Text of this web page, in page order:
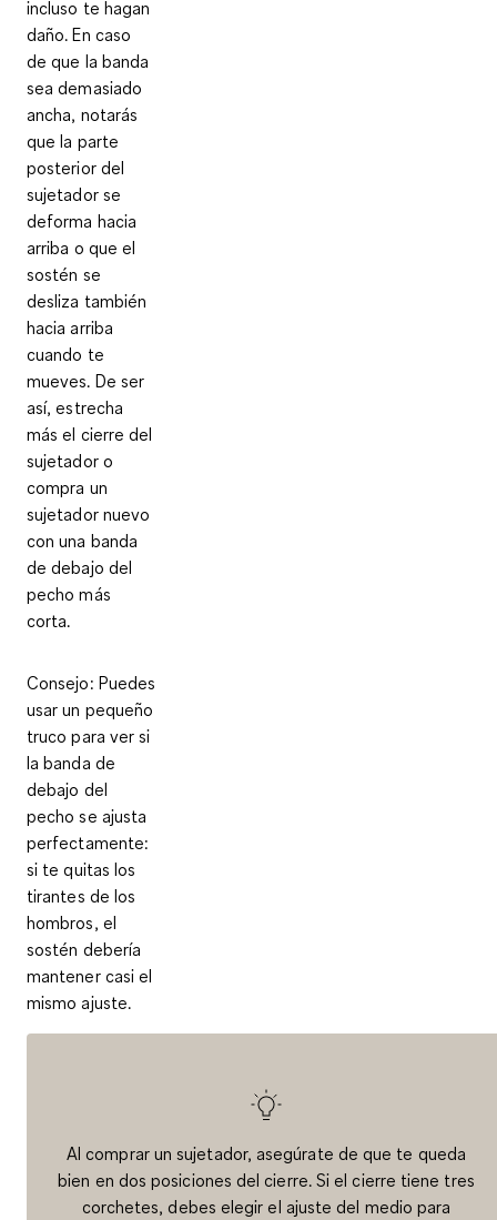
incluso te hagan
daño. En caso
de que la banda
sea demasiado
ancha, notarás
que la parte
posterior del
sujetador se
deforma hacia
arriba o queel
sostén se
desliza también
hacia arriba
cuando te
mueves. De ser
así,estrecha
más el cierre del
sujetadoro
compra un
sujetador nuevo
con una banda
de debajo del
pecho más
corta.
Consejo: Puedes
usar un pequeño
truco para ver si
la banda de
debajo del
pecho se ajusta
perfectamente:
si te quitas los
tirantes de los
hombros, el
sostén debería
mantener casi el
mismo ajuste.
Al comprar un sujetador, asegúrate de que te queda
bien en dos posiciones del cierre. Si el cierre tiene tres
corchetes, debes elegir el ajuste del medio para